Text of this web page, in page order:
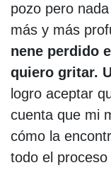
pozo pero
más y más
nene perdido
quiero gritar.
logro aceptar
cuenta que mi
cómo la
todo el